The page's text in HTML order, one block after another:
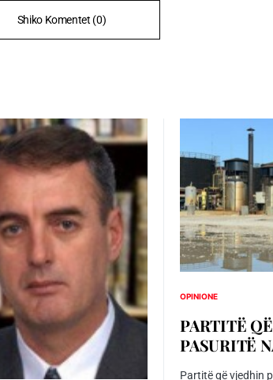
Shiko Komentet (0)
OPINIONE
PARTITË
PASURITË
Partitë që vjedhin